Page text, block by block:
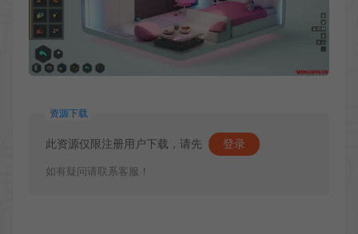
资源下载
此资源仅限注册用户下载，请先 登录
如有疑问请联系客服！